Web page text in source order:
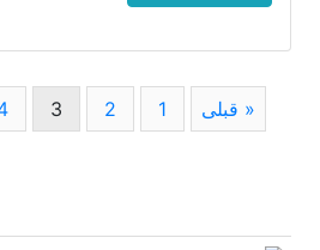
« قبلی Page
1
Page
2
Page
3